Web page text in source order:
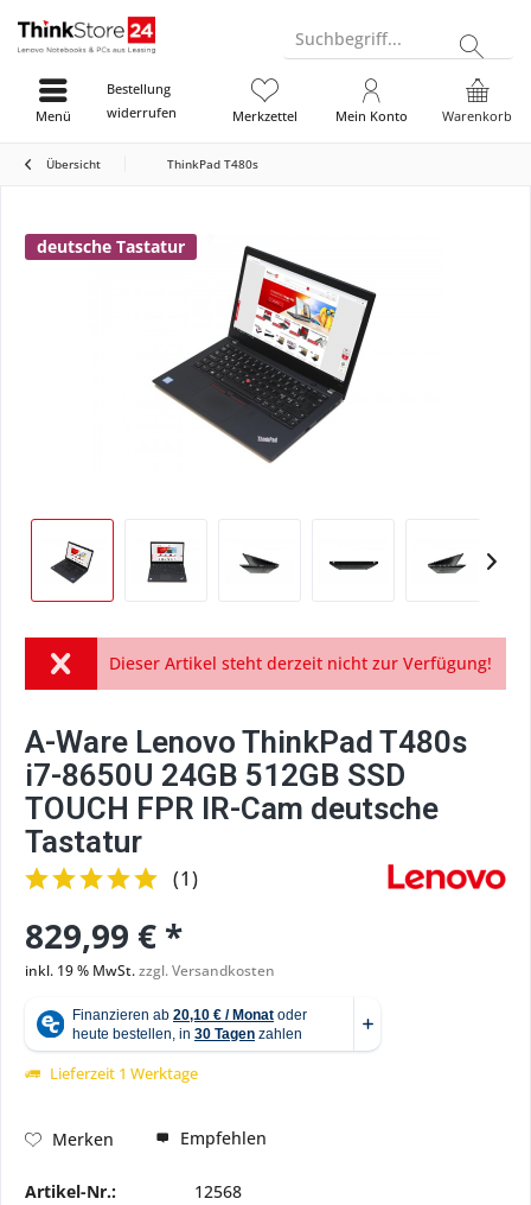
Suchbegriff...
Bestellung
widerrufen
Warenkorb
Merkzettel Mein Konto
Menü
Übersicht ThinkPad T480s
deutsche Tastatur
Dieser Artikel steht derzeit nicht zur Verfügung!
A-Ware Lenovo ThinkPad T480s
i7-8650U 24GB 512GB SSD
TOUCH FPR IR-Cam deutsche
Tastatur
(1)
829,99 € *
inkl. 19 % MwSt.zzgl. Versandkosten
Lieferzeit 1 Werktage
Merken Empfehlen
Artikel-Nr.:
12568